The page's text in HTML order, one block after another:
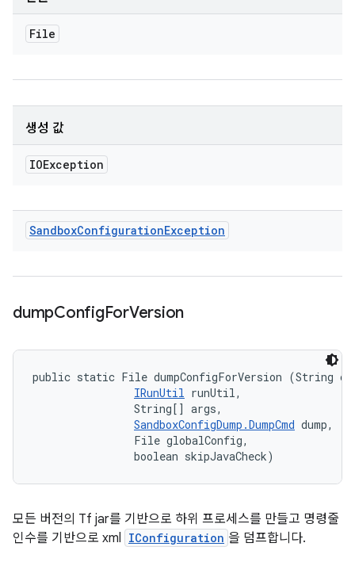
File
생성 값
IOException
SandboxConfigurationException
dumpConfigForVersion
public static File dumpConfigForVersion (String
IRunUtil runUtil,
                String[] args,
SandboxConfigDump.DumpCmd dump,
                File globalConfig,
                boolean skipJavaCheck)
모든 버전의 Tf jar를 기반으로 하위 프로세스를 만들고 명령줄
인수를 기반으로 xml IConfiguration 을 덤프합니다.